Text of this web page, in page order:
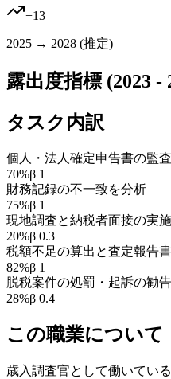
+13
2025 → 2028 (推定)
露出度指標 (2023 -
タスク内訳
個人・法人確定申告書の監査
70%β 1
財務記録の不一致を分析
75%β 1
現地調査と納税者面接の実施
20%β 0.3
税額不足の算出と査定報告
82%β 1
脱税案件の処罰・起訴の勧告
28%β 0.4
この職業について
歳入調査官として働いてい